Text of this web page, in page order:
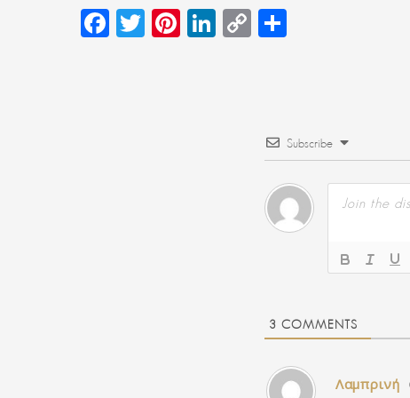
Facebook
TwitterPinterest
LinkedIn
Copy
Subscribe
3 COMMENTS
Λαμπρινή